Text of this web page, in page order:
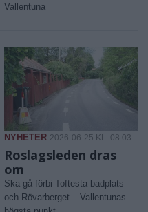
Vallentuna
NYHETER 2026-06-25 KL. 08:03
Roslagsleden dras
om
Ska gå förbi Toftesta badplats
och Rövarberget – Vallentunas